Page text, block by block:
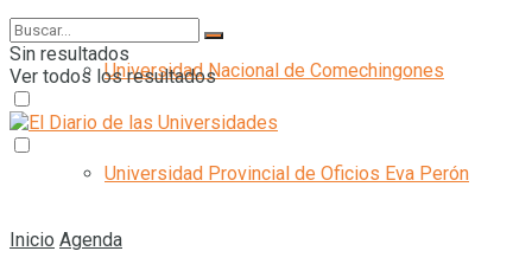
Universidad Nacional de Comechingones
Universidad Provincial de Oficios Eva Perón
Sin resultados
Ver todos los resultados
Inicio Agenda